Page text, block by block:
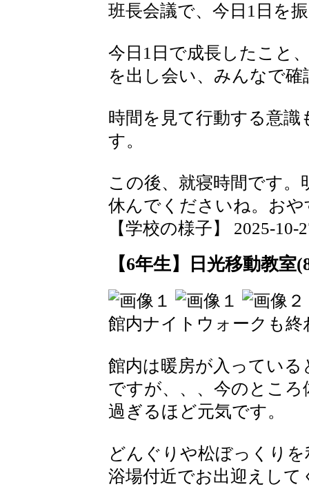
班長会議で、今日1日を
今日1日で成長したこと
を出し会い、みんなで確
時間を見て行動する意
す。
この後、就寝時間です
休んでくださいね。お
【学校の様子】 2025-10-
【6年生】日光移動教室
館内ナイトウォークも
館内は暖房が入ってい
ですが、、、今のとこ
過ぎるほど元気です。
どんぐりや松ぼっくり
浴場付近でお出迎えし